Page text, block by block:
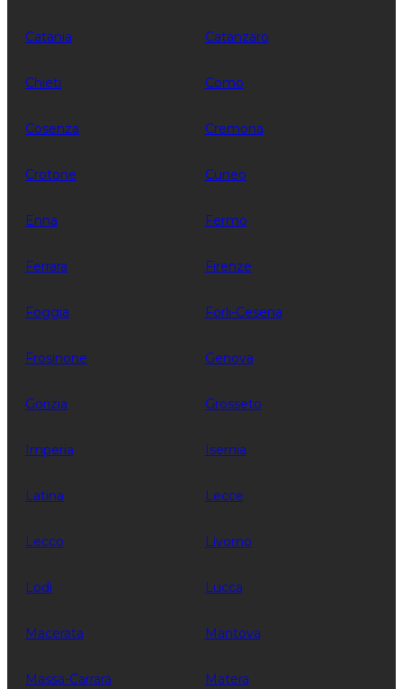
Catania Catanzaro
Chieti Como
Cosenza Cremona
Crotone Cuneo
Enna Fermo
Ferrara Firenze
Foggia Forli-Cesena
Frosinone Genova
Gorizia Grosseto
Imperia Isernia
Latina Lecce
Lecco Livorno
Lodi Lucca
Macerata Mantova
Massa-Carrara Matera